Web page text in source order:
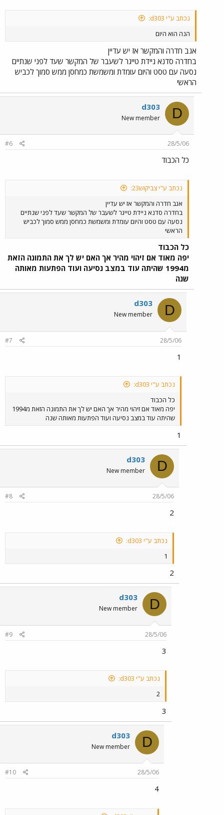
נכתב ע"י d303:
הנה הוא היום
אגב חדרה והמקשר אז יש עדיין
בחדרה סדנא ניידת טייגר לשעבר של המקשר שעד לפני שנתיים
נסעה עם טסט והיום עומדת ומשמשת כמחסן ממש סמוך לכביש
הראשי
D
d303
New member
28/5/06
#6
כל הכבוד
נכתב ע"י צביקוש23:
אגב חדרה והמקשר אז יש עדיין
בחדרה סדנא ניידת טייגר לשעבר של המקשר שעד לפני שנתיים
נסעה עם טסט והיום עומדת ומשמשת כמחסן ממש סמוך לכביש
הראשי
כל הכבוד
יפה מאוד אם זיהוי מהיר אך האם יש לך את התמונה הזאת
מ1994 שהיתה עוד במצב נסיעה ועוד הפתעות מאותה
שנה
D
d303
New member
28/5/06
#7
1
נכתב ע"י d303:
כל הכבוד
יפה מאוד אם זיהוי מהיר אך האם יש לך את התמונה הזאת מ1994
שהיתה עוד במצב נסיעה ועוד הפתעות מאותה שנה
1
D
d303
New member
28/5/06
#8
2
נכתב ע"י d303:
1
2
D
d303
New member
28/5/06
#9
3
נכתב ע"י d303:
2
3
D
d303
New member
28/5/06
#10
4